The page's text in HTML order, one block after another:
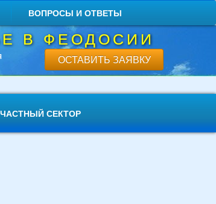
ВОПРОСЫ И ОТВЕТЫ
В ФЕОДОСИИ
ОСТАВИТЬ ЗАЯВКУ
ЧАСТНЫЙ СЕКТОР